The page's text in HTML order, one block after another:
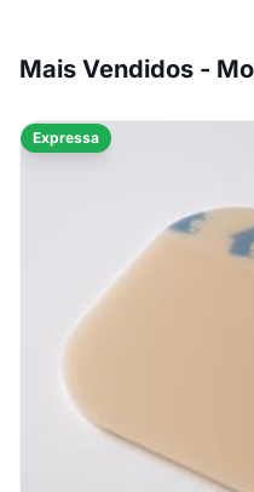
Mais Vendidos -
Expressa